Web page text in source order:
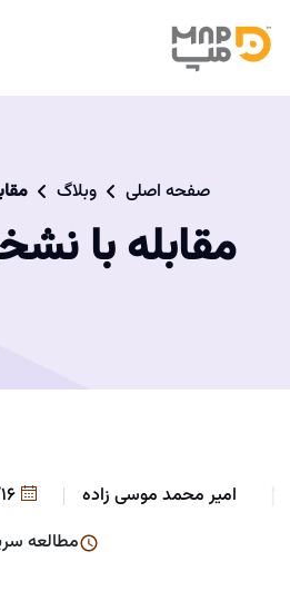
صفحه اصلی وبلاگ
مقابله با
امیر محمد موسی زاده
مطالعه